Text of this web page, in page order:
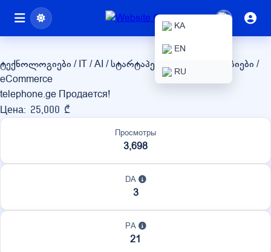
KA
EN
RU
telephone.ge
ტექნოლოგიები / IT / AI / სტარტაპებიონლაინ მაღაზიები /
eCommerce
telephone.ge Продается!
Цена: 25,000 ₾
Просмотры
3,698
DA
3
PA
21